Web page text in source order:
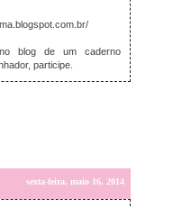
blog de um caderno
participe.
sexta-feira, maio 16, 2014